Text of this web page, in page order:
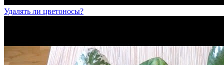
Удалять ли цветоносы?